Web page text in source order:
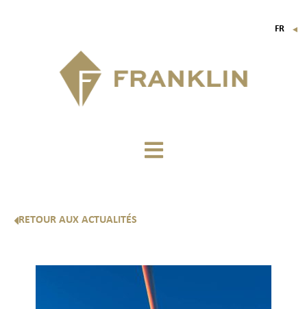
FR ▼
RETOUR AUX ACTUALITÉS